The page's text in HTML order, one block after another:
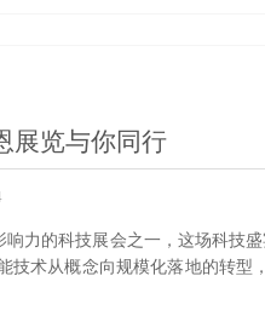
展览与你同行
力的科技展会之一，这场科技
技术从概念向规模化落地的转型